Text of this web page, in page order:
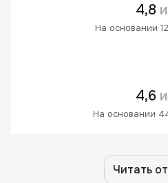
4,8
На основании
4,6
На основании
Читать